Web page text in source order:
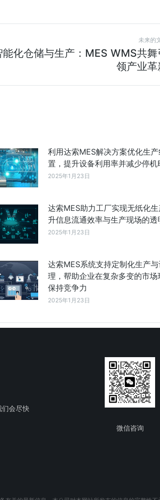
未来的
能化仓储与生产：MES WMS共舞
领产业革
利用达索MES解决方案优化生
置，提升设备利用率并减少停机
2025年1月23日
达索MES助力工厂实现无纸化
升信息流通效率与生产现场的透
2025年1月23日
达索MES系统支持定制化生产
理，帮助企业在复杂多变的市场
保持竞争力
2025年1月23日
们会尽快
微信咨询